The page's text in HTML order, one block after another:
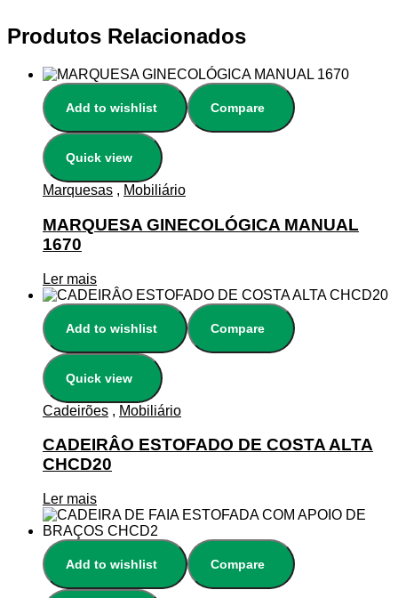
Produtos Relacionados
Add to wishlist Compare
Quick view
Marquesas , Mobiliário
MARQUESA GINECOLÓGICA MANUAL
1670
Ler mais
Add to wishlist Compare
Quick view
Cadeirões , Mobiliário
CADEIRÂO ESTOFADO DE COSTA ALTA
CHCD20
Ler mais
Add to wishlist Compare